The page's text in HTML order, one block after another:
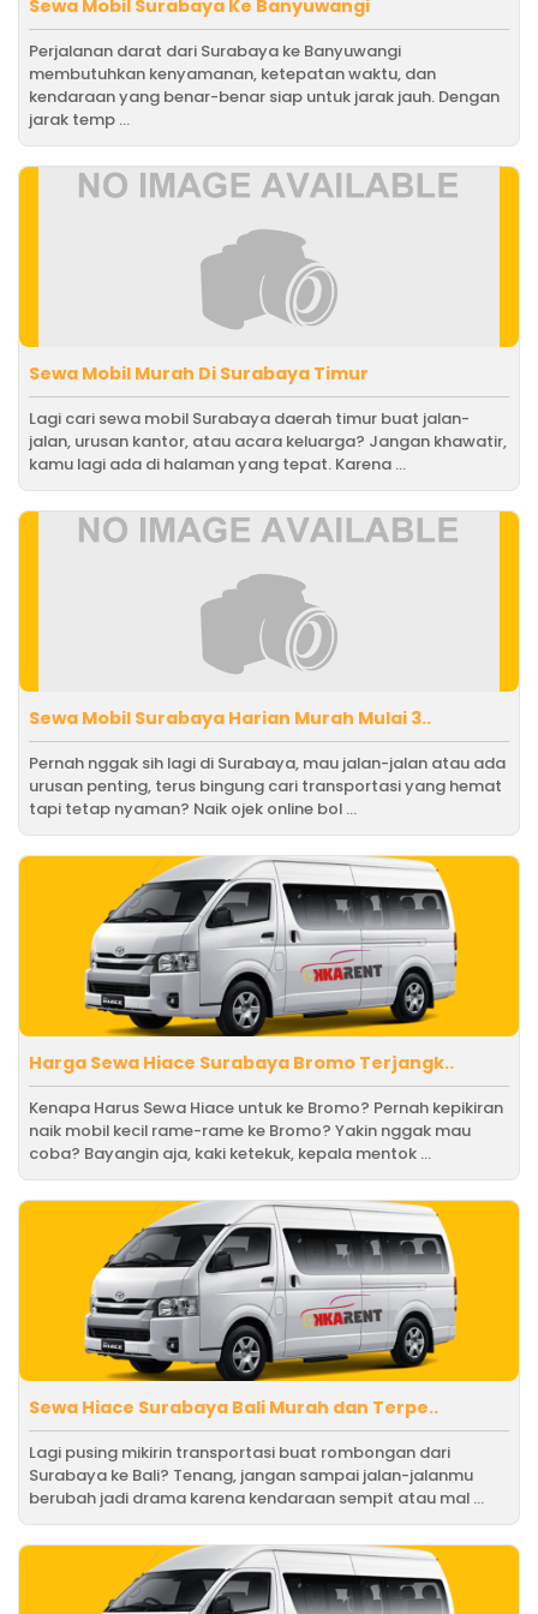
Sewa Mobil Surabaya Ke Banyuwangi
Perjalanan darat dari Surabaya ke Banyuwangi
membutuhkan kenyamanan, ketepatan waktu, dan
kendaraan yang benar-benar siap untuk jarak jauh. Dengan
jarak temp ...
Sewa Mobil Murah Di Surabaya Timur
Lagi cari sewa mobil Surabaya daerah timur buat jalan-
jalan, urusan kantor, atau acara keluarga? Jangan khawatir,
kamu lagi ada di halaman yang tepat. Karena ...
Sewa Mobil Surabaya Harian Murah Mulai 3..
Pernah nggak sih lagi di Surabaya, mau jalan-jalan atau ada
urusan penting, terus bingung cari transportasi yang hemat
tapi tetap nyaman? Naik ojek online bol ...
Harga Sewa Hiace Surabaya Bromo Terjangk..
Kenapa Harus Sewa Hiace untuk ke Bromo? Pernah kepikiran
naik mobil kecil rame-rame ke Bromo? Yakin nggak mau
coba? Bayangin aja, kaki ketekuk, kepala mentok ...
Sewa Hiace Surabaya Bali Murah dan Terpe..
Lagi pusing mikirin transportasi buat rombongan dari
Surabaya ke Bali? Tenang, jangan sampai jalan-jalanmu
berubah jadi drama karena kendaraan sempit atau mal ...